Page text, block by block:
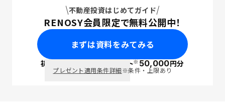
不動産投資はじめてガイド
RENOSY会員限定で無料公開中！
まずは資料をみてみる
初回面談で ポイント※50,000円分
プレゼント適用条件詳細※条件・上限あり